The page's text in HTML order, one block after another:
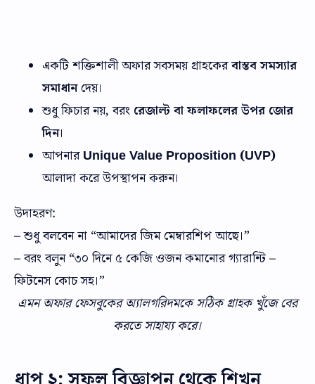
একটি শক্তিশালী অফার সবসময় গ্রাহকেরবাস্তব সমস্যার
সমাধানদেয়।
শুধু ফিচার নয়, বরং রেজাল্ট বা ফলাফলের উপর জোর
দিন।
আপনার Unique Value Proposition (UVP)
আলাদা করে উপস্থাপন করুন।
উদাহরণ:
– শুধু বলবেন না “আমাদের জিম মেম্বারশিপ আছে।”
– বরং বলুন “৩০ দিনে ৫ কেজি ওজন কমানোর গ্যারান্টি –
ফিটনেস কোচ সহ।”
এমন অফার ফেসবুকের অ্যালগরিদমকে সঠিক গ্রাহক খুঁজে বের
করতে সাহায্য করে।